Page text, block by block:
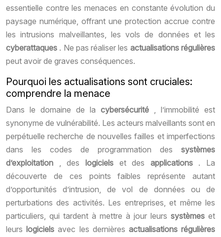
essentielle contre les menaces en constante évolution du
paysage numérique, offrant une protection accrue contre
les intrusions malveillantes, les vols de données et les
cyberattaques . Ne pas réaliser les actualisations régulières
peut avoir de graves conséquences.
Pourquoi les actualisations sont cruciales:
comprendre la menace
Dans le domaine de la cybersécurité , l’immobilité est
synonyme de vulnérabilité. Les acteurs malveillants sont en
perpétuelle recherche de nouvelles failles et imperfections
dans les codes de programmation des systèmes
d’exploitation , des logiciels et des applications . La
découverte de ces points faibles représente autant
d’opportunités d’intrusion, de vol de données ou de
perturbations des activités. Les entreprises, et même les
particuliers, qui tardent à mettre à jour leurs systèmes et
leurs logicielsavec les dernières actualisations régulières